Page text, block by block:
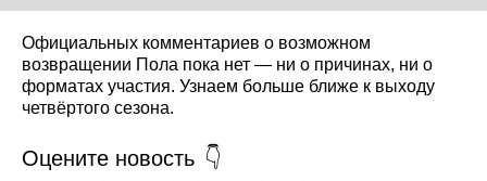
Официальных комментариев о возможном
возвращении Пола пока нет — ни о причинах, ни о
форматах участия. Узнаем больше ближе к выходу
четвёртого сезона.
Оцените новость